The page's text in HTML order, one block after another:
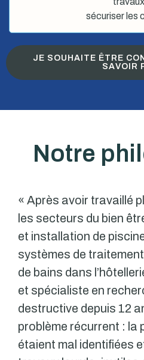
sécuriser les
JE SOUHAITE ÊTRE
SAVOIR
Notre
« Après avoir travaillé
les secteurs du bien
et installation de
systèmes de traitement
de bains dans
et spécialiste en
destructive depuis 12
problème récurrent : la
étaient mal identifiées